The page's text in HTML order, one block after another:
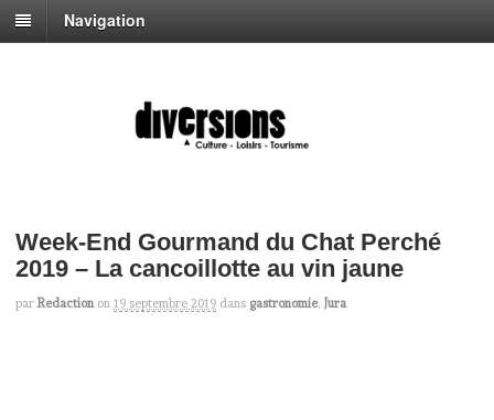
Navigation
Week-End Gourmand du Chat Perché
2019 – La cancoillotte au vin jaune
par Redaction on 19 septembre 2019 dans gastronomie, Jura